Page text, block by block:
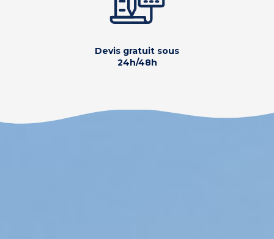
Devis gratuit sous
24h/48h